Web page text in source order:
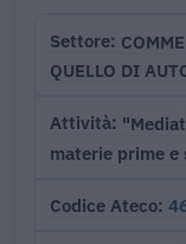
Settore
QUELLO DI
Attività
materie prime
Codice Ateco